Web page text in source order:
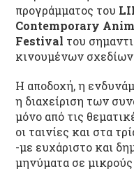
προγράμματος του
Contemporary
Festival του
κινουμένων
H αποδοχή, η
η διαχείριση των
μόνο από τις
οι ταινίες και στα
-με ευχάριστο και
μηνύματα σε